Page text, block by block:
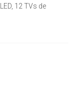
12 TVs de